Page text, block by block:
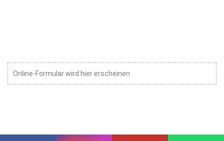
Online-Formular wird hier erscheinen